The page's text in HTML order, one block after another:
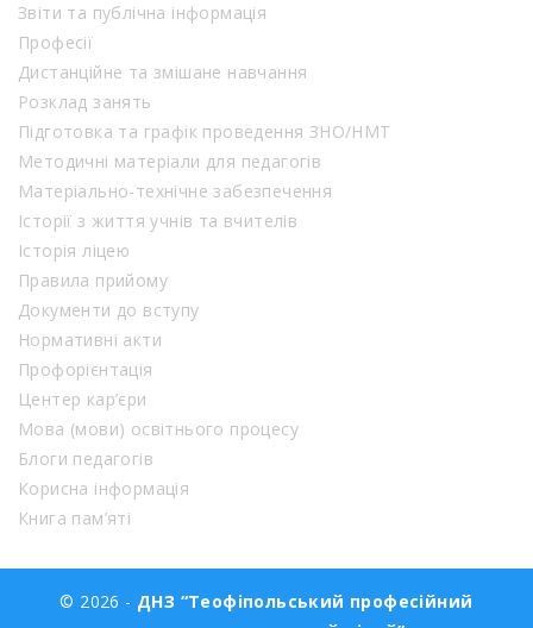
Звіти та публічна інформація
Професії
Дистанційне та змішане навчання
Розклад занять
Підготовка та графік проведення ЗНО/НМТ
Методичні матеріали для педагогів
Матеріально-технічне забезпечення
Історії з життя учнів та вчителів
Історія ліцею
Правила прийому
Документи до вступу
Нормативні акти
Профорієнтація
Центер кар’єри
Мова (мови) освітнього процесу
Блоги педагогів
Корисна інформація
Книга пам’яті
© 2026 - ДНЗ “Теофіпольський професійний